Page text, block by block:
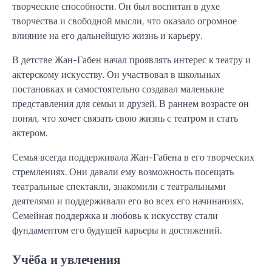
творческие способности. Он был воспитан в духе
творчества и свободной мысли, что оказало огромное
влияние на его дальнейшую жизнь и карьеру.
В детстве Жан-Габен начал проявлять интерес к театру и
актерскому искусству. Он участвовал в школьных
постановках и самостоятельно создавал маленькие
представления для семьи и друзей. В раннем возрасте он
понял, что хочет связать свою жизнь с театром и стать
актером.
Семья всегда поддерживала Жан-Габена в его творческих
стремлениях. Они давали ему возможность посещать
театральные спектакли, знакомили с театральными
деятелями и поддерживали его во всех его начинаниях.
Семейная поддержка и любовь к искусству стали
фундаментом его будущей карьеры и достижений.
Учёба и увлечения